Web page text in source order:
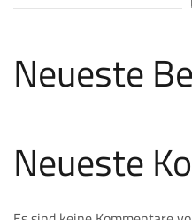
Neueste
Neueste